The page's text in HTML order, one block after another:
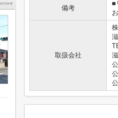
備考
■
取扱会社